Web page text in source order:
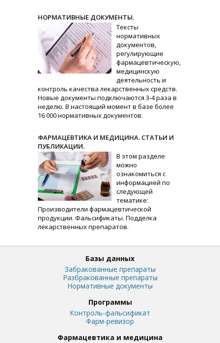
НОРМАТИВНЫЕ ДОКУМЕНТЫ.
Тексты
нормативных
документов,
регулирующие
фармацевтическую,
медицинскую
деятельность и
контроль качества лекарственных средств.
Новые документы подключаются 3-4 раза в
неделю. В настоящий момент в базе более
16 000 нормативных документов.
ФАРМАЦЕВТИКА И МЕДИЦИНА. СТАТЬИ И
ПУБЛИКАЦИИ.
В этом разделе
можно
ознакомиться с
информацией по
следующей
тематике:
Производители фармацевтической
продукции. Фальсификаты. Подделка
лекарственных препаратов.
Базы данных
Забракованные препараты
Разбракованные препараты
Нормативные документы
Программы
Контроль-фальсификат
Фарм-ревизор
Фармацевтика и медицина